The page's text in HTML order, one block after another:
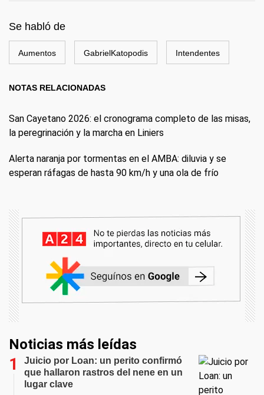
Se habló de
Aumentos GabrielKatopodis Intendentes
NOTAS RELACIONADAS
San Cayetano 2026: el cronograma completo de las misas,
la peregrinación y la marcha en Liniers
Alerta naranja por tormentas en el AMBA: diluvia y se
esperan ráfagas de hasta 90 km/h y una ola de frío
Noticias más leídas
Juicio por Loan: un perito confirmó
que hallaron rastros del nene en un
lugar clave